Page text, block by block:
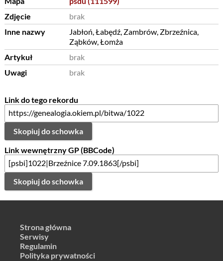
Zdjęcie
brak
Inne nazwy
Jabłoń, Łabędź, Zambrów, Zbrzeźnica,
Ząbków, Łomża
Artykuł
brak
Uwagi
brak
Link do tego rekordu
Skopiuj do schowka
Link wewnętrzny GP (BBCode)
Skopiuj do schowka
Strona główna
Serwisy
Regulamin
Polityka prywatności